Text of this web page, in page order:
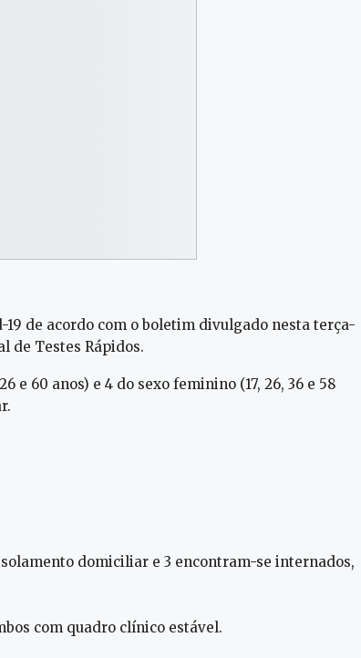
de acordo com o boletim divulgado nesta terça-
de Testes Rápidos.
e 60 anos) e 4 do sexo feminino (17, 26, 36 e 58
domiciliar e 3 encontram-se internados,
com quadro clínico estável.